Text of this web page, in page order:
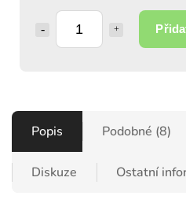
Popis Podobné (8)
Diskuze Ostatní